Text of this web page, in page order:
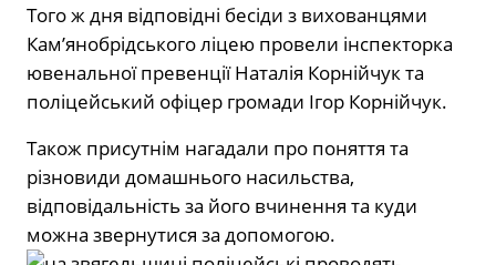
Того ж дня відповідні бесіди з вихованцями
Кам’янобрідського ліцею провели інспекторка
ювенальної превенції Наталія Корнійчук та
поліцейський офіцер громади Ігор Корнійчук.
Також присутнім нагадали про поняття та
різновиди домашнього насильства,
відповідальність за його вчинення та куди
можна звернутися за допомогою.